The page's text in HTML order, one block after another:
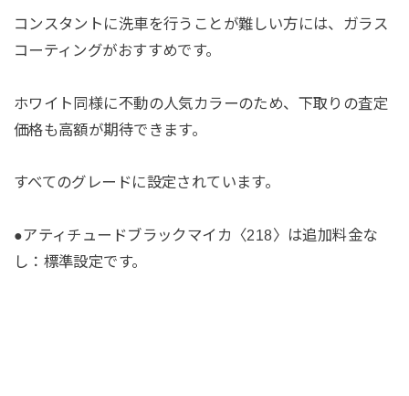
コンスタントに洗車を行うことが難しい方には、ガラス
コーティングがおすすめです。
ホワイト同様に不動の人気カラーのため、下取りの査定
価格も高額が期待できます。
すべてのグレードに設定されています。
●アティチュードブラックマイカ〈218〉は追加料金な
し：標準設定です。